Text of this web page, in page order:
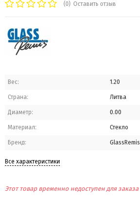
(0) Оставить отзыв
Вес: 1.20
Страна: Литва
Диаметр: 0.00
Материал: Стекло
Бренд: GlassRemis
Все характеристики
Этот товар временно недоступен для заказа